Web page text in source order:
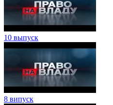
10 выпуск
8 випуск